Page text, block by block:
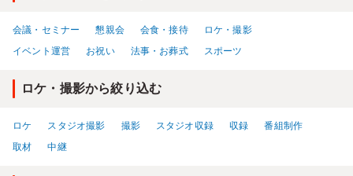
会議・セミナー 懇親会 会食・接待
ロケ・撮影
イベント運営
お祝い 法事・お葬式 スポーツ
ロケ・撮影から絞り込む
ロケ スタジオ撮影 撮影 スタジオ収録 収録
番組制作
取材
中継